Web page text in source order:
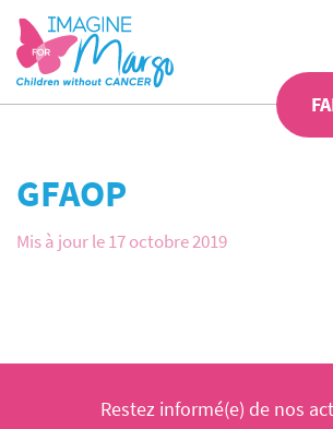
GFAOP
Mis à jour le 17 octobre 2019
Restez informé(e) de nos